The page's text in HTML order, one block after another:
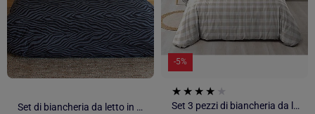
Set di biancheria da letto in cotone zebrato 3 pezzi, copertina e federe
-5%
Set 3 pezzi di biancheria da letto in cotone a quadretti, copertina + federe